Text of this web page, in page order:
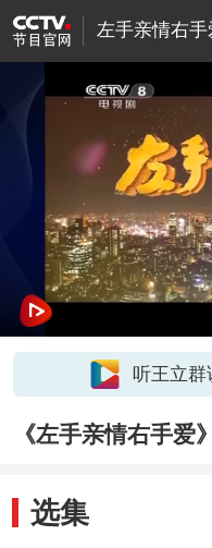
左手亲情右手
听王立群
《左手亲情右手爱
选集